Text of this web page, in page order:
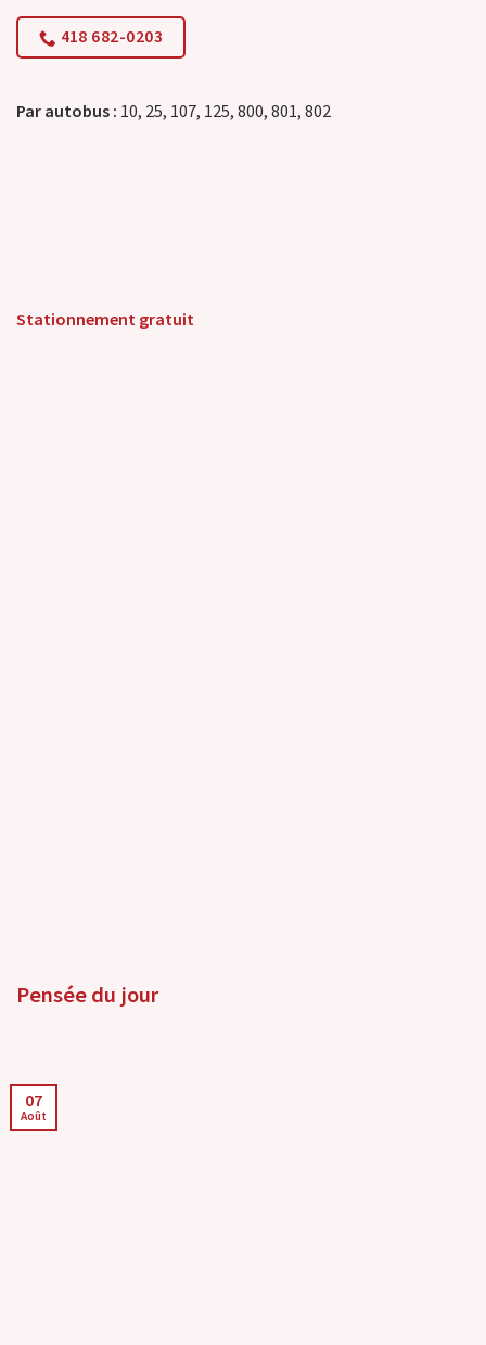
418 682-0203
Par autobus : 10, 25, 107, 125, 800, 801, 802
Stationnement gratuit
Pensée du jour
07
Août